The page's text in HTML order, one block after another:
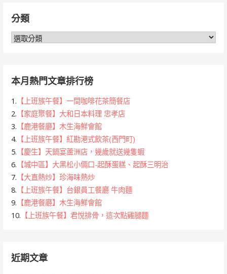
字:分類
分
本月熱門文章排行榜
1. 【上班族午餐】一間咖啡花茶簡餐店
2. 【家庭聚餐】大和日本料理 忠孝店
3. 【鹿港餐廳】木生海鮮會館
4. 【上班族午餐】紅勘港式飲茶(西門町)
5. 【慶生】天鍋宴蘆洲店，幾歲就送幾隻蝦
6. 【城中區】大黑松小倆口-起酥蛋糕、起酥三明治
7. 【大直熱炒】珍海味熱炒
8. 【上班族午餐】台銀員工餐廳 牛肉麵
9. 【鹿港餐廳】木生海鮮會館
10. 【上班族午餐】君悅排骨，這次點雞腿麵
近期文章